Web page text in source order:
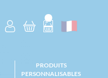
PRODUITS
PERSONNALISABLES